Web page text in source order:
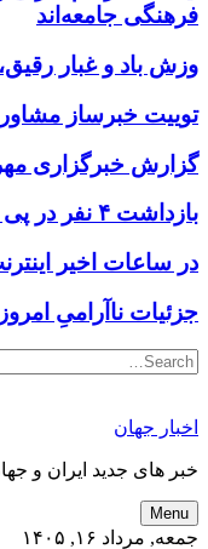
فرهنگی جامعه‌اند
وزش باد و غبار
توییت خبرساز مشاور
گزارش خبرگزاری
بازداشت ۴ نفر در پی حمله به فرمانداری فسا
در ساعات اخیر
جزئیات ناآرامیِ
Search
اخبار جهان
خبر های جدید ایران و
Menu
جمعه, مرداد ۱۶, ۱۴۰۵